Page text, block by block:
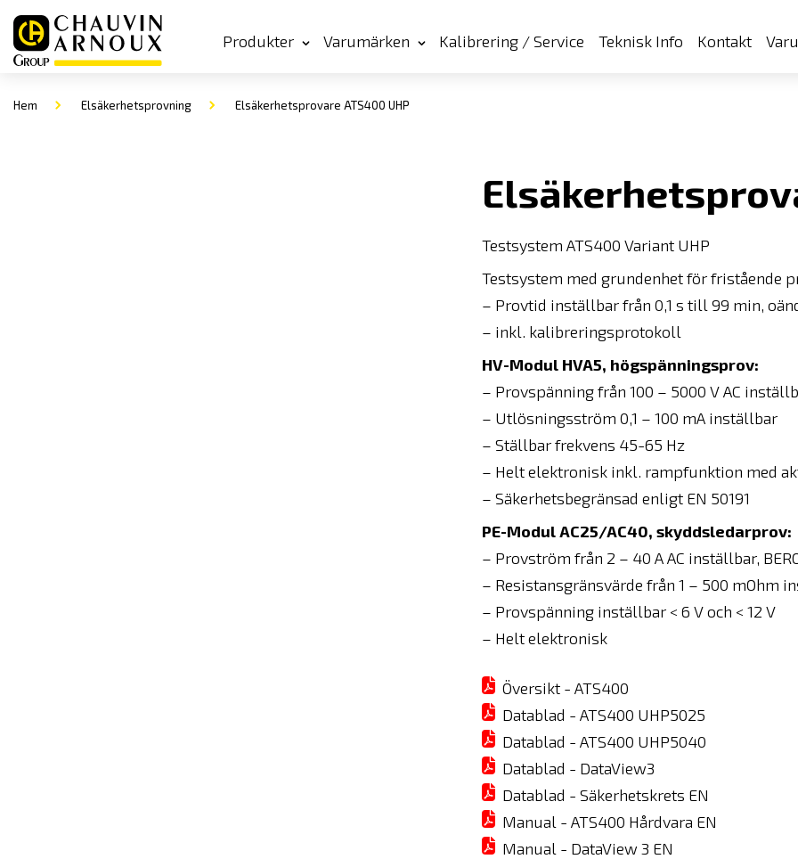
Produkter Varumärken Kalibrering / Service Teknisk Info Kontakt
Hem Elsäkerhetsprovning Elsäkerhetsprovare ATS400 UHP
Testsystem ATS400 Variant UHP
Testsystem med grundenhet för fristående
– Provtid inställbar från 0,1 s till 99 min,
– inkl. kalibreringsprotokoll
HV-Modul HVA5, högspänningsprov:
– Provspänning från 100 – 5000 V AC
– Utlösningsström 0,1 – 100 mA inställbar
– Ställbar frekvens 45-65 Hz
– Helt elektronisk inkl. rampfunktion med
– Säkerhetsbegränsad enligt EN 50191
PE-Modul AC25/AC40, skyddsledarprov:
– Provström från 2 – 40 A AC inställbar,
– Resistansgränsvärde från 1 – 500 mOhm
– Provspänning inställbar < 6 V och < 12 V
– Helt elektronisk
Översikt - ATS400
Datablad - ATS400 UHP5025
Datablad - ATS400 UHP5040
Datablad - DataView3
Datablad - Säkerhetskrets EN
Manual - ATS400 Hårdvara EN
Manual - DataView 3 EN